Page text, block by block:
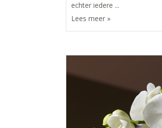
echter iedere ...